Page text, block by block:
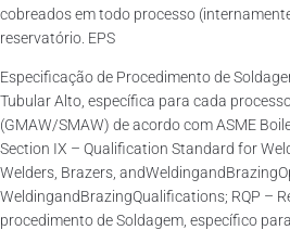
cobreados em todo processo
reservatório. EPS
Especificação de Procedimento de
Tubular Alto, específica para cada
(GMAW/SMAW) de acordo com ASME
Section IX – Qualification Standard for
Welders, Brazers,
WeldingandBrazingQualifications; RQP –
procedimento de Soldagem, específico